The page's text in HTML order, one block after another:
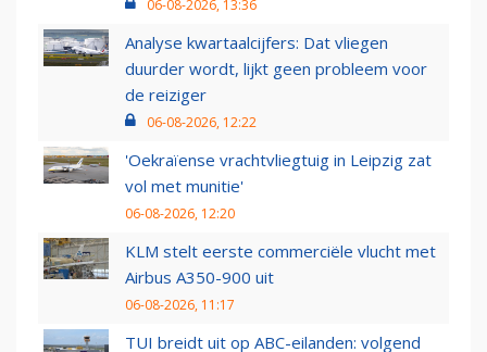
06-08-2026, 13:36
Analyse kwartaalcijfers: Dat vliegen
duurder wordt, lijkt geen probleem voor
de reiziger
06-08-2026, 12:22
'Oekraïense vrachtvliegtuig in Leipzig zat
vol met munitie'
06-08-2026, 12:20
KLM stelt eerste commerciële vlucht met
Airbus A350-900 uit
06-08-2026, 11:17
TUI breidt uit op ABC-eilanden: volgend